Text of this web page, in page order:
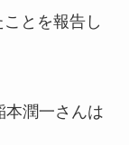
とを報告し
本潤一さんは